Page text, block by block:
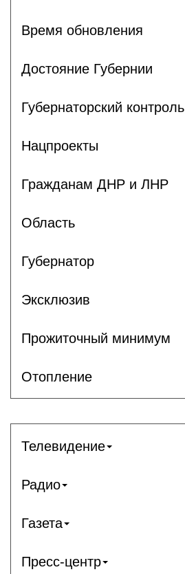
Время обновления
Достояние Губернии
Губернаторский контроль
Нацпроекты
Гражданам ДНР и ЛНР
Область
Губернатор
Эксклюзив
Прожиточный минимум
Отопление
Телевидение
Радио
Газета
Пресс-центр